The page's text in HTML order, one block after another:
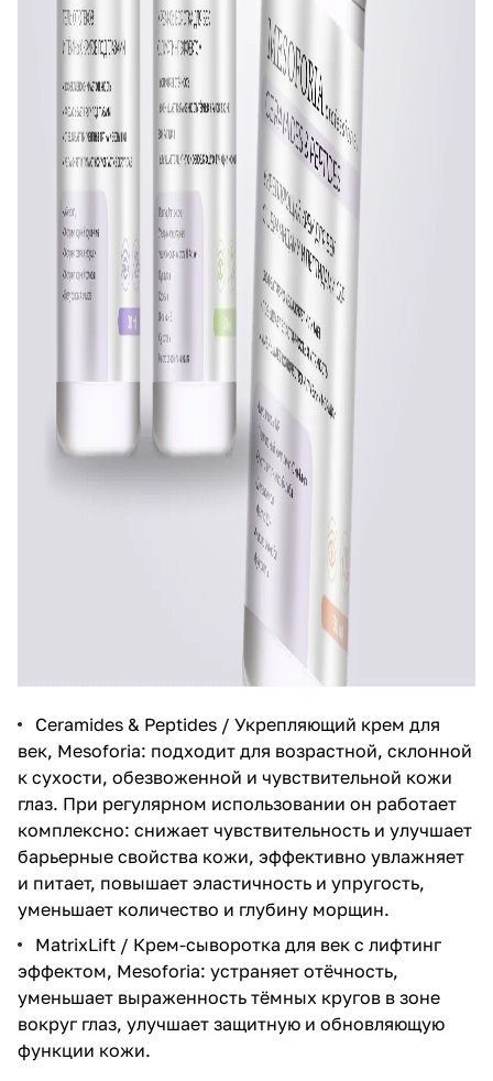
Ceramides & Peptides / Укрепляющий крем для
век, Mesoforia: подходит для возрастной, склонной
к сухости, обезвоженной и чувствительной кожи
глаз. При регулярном использовании он работает
комплексно: снижает чувствительность и улучшает
барьерные свойства кожи, эффективно увлажняет
и питает, повышает эластичность и упругость,
уменьшает количество и глубину морщин.
MatrixLift / Крем-сыворотка для век с лифтинг
эффектом, Mesoforia: устраняет отёчность,
уменьшает выраженность тёмных кругов в зоне
вокруг глаз, улучшает защитную и обновляющую
функции кожи.